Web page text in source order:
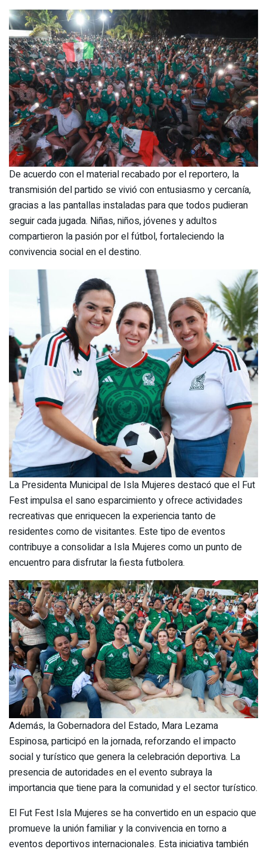
De acuerdo con el material recabado por el reportero, la
transmisión del partido se vivió con entusiasmo y cercanía,
gracias a las pantallas instaladas para que todos pudieran
seguir cada jugada. Niñas, niños, jóvenes y adultos
compartieron la pasión por el fútbol, fortaleciendo la
convivencia social en el destino.
La Presidenta Municipal de Isla Mujeres destacó que el Fut
Fest impulsa el sano esparcimiento y ofrece actividades
recreativas que enriquecen la experiencia tanto de
residentes como de visitantes. Este tipo de eventos
contribuye a consolidar a Isla Mujeres como un punto de
encuentro para disfrutar la fiesta futbolera.
Además, la Gobernadora del Estado, Mara Lezama
Espinosa, participó en la jornada, reforzando el impacto
social y turístico que genera la celebración deportiva. La
presencia de autoridades en el evento subraya la
importancia que tiene para la comunidad y el sector turístico.
El Fut Fest Isla Mujeres se ha convertido en un espacio que
promueve la unión familiar y la convivencia en torno a
eventos deportivos internacionales. Esta iniciativa también